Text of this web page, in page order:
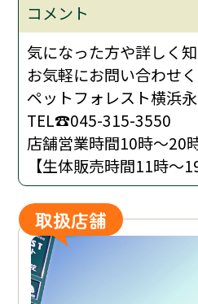
コメント
気になった方や詳しく
お気軽にお問い合わせ
ペットフォレスト横浜
TEL☎045-315-3550
店舗営業時間10時〜20
【生体販売時間11時〜
取扱店舗